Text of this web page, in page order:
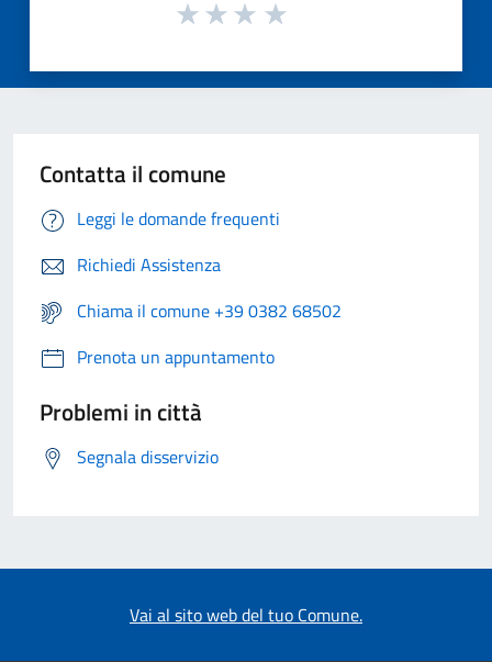
Contatta il comune
Leggi le domande frequenti
Richiedi Assistenza
Chiama il comune +39 0382 68502
Prenota un appuntamento
Problemi in città
Segnala disservizio
Vai al sito web del tuo Comune.